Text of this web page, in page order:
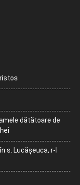
dătătoare de
s. Lucășeuca, r-l